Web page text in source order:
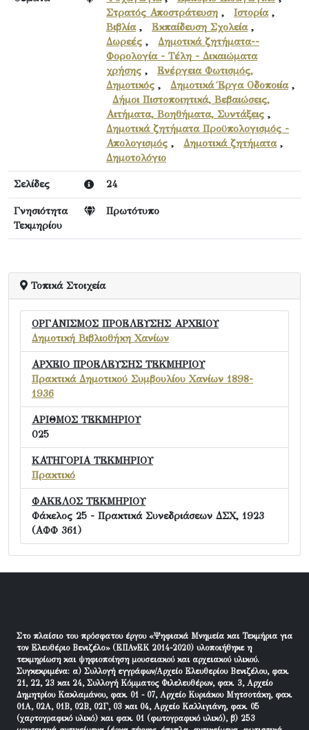
Στρατός Αποστράτευση , Ιστορία,
Βιβλία, Εκπαίδευση Σχολεία,
Δωρεές , Δημοτικά ζητήματα--
Φορολογία - Τέλη - Δικαιώματα
χρήσης , Ενέργεια Φωτισμός,
Δημοτικός , Δημοτικά Έργα Οδοποιία,
Δήμοι Πιστοποιητικά, Βεβαιώσεις,
Αιτήματα, Βοηθήματα, Συντάξεις ,
Δημοτικά ζητήματα Προϋπολογισμός -
Απολογισμός , Δημοτικά ζητήματα,
Δημοτολόγιο
Σελίδες 24
Γνησιότητα
Τεκμηρίου
Πρωτότυπο
Τοπικά Στοιχεία
ΟΡΓΑΝΙΣΜΟΣ ΠΡΟΕΛΕΥΣΗΣ ΑΡΧΕΙΟΥ
Δημοτική Βιβλιοθήκη Χανίων
ΑΡΧΕΙΟ ΠΡΟΕΛΕΥΣΗΣ ΤΕΚΜΗΡΙΟΥ
Πρακτικά Δημοτικού Συμβουλίου Χανίων 1898-
1936
ΑΡΙΘΜΟΣ ΤΕΚΜΗΡΙΟΥ
025
ΚΑΤΗΓΟΡΙΑ ΤΕΚΜΗΡΙΟΥ
Πρακτικό
ΦΑΚΕΛΟΣ ΤΕΚΜΗΡΙΟΥ
Φάκελος 25 - Πρακτικά Συνεδριάσεων ΔΣΧ, 1923
(ΑΦΦ 361)
Στο πλαίσιο του πρόσφατου έργου «Ψηφιακά Μνημεία και Τεκμήρια για
τον Ελευθέριο Βενιζέλο» (ΕΠΑνΕΚ 2014-2020) υλοποιήθηκε η
τεκμηρίωση και ψηφιοποίηση μουσειακού και αρχειακού υλικού.
Συγκεκριμένα: α) Συλλογή εγγράφων/Αρχείο Ελευθερίου Βενιζέλου, φακ.
21, 22, 23 και 24, Συλλογή Κόμματος Φιλελευθέρων, φακ. 3, Αρχείο
Δημητρίου Κακλαμάνου, φακ. 01 - 07, Αρχείο Κυριάκου Μητσοτάκη, φακ.
01Α, 02Α, 01Β, 02Β, 02Γ, 03 και 04, Αρχείο Καλλιγιάνη, φακ. 05
(χαρτογραφικό υλικό) και φακ. 01 (φωτογραφικό υλικό), β) 253